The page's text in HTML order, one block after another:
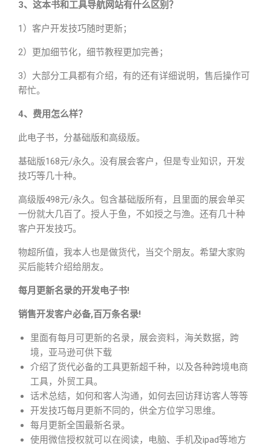
3、这本书和工具导航网站有什么区别？
1）客户开发技巧随时更新；
2）更加细节化，细节教程更加完善；
3）大部分工具都有介绍，有的还有详细说明，售后操作可
帮忙。
4、费用怎么样？
此电子书，分基础版和高级版。
基础版168元/永久。没有展会客户，但是专业知识，开发
技巧等几十种。
高级版498元/永久。包含基础版所有，且里面的展会单买
一份就大几百了。授人于鱼，不如授之与渔。还有几十种
客户开发技巧。
物超所值，我本人也是做货代，当交个朋友。希望大家购
买后能转介绍给朋友。
每月更新名录的开发电子书!
销售开发客户必备,百万条名录!
里面有每月可更新的名录，展会资料，海关数据，跨
境，亚马逊可供下载
介绍了货代必备的工具更新超千种，以及各种跨境电商
工具，外贸工具。
话术总结，如何和客人沟通，如何去回访拜访客人等等
开发技巧每月更新不同的，供全方位学习思维。
每月更新全国最新名录。
使用微信授权就可以在阅读，电脑、手机及ipad等地方